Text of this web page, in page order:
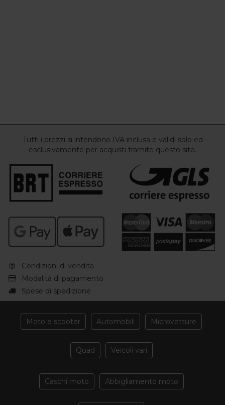
Tutti i prezzi si intendono IVA inclusa e validi solo ed
esclusivamente per acquisti tramite questo sito.
Condizioni di vendita
Modalità di pagamento
Spese di spedizione
Moto e scooter Automobili Microvetture
Quad Veicoli vari
Caschi moto Abbigliamento moto